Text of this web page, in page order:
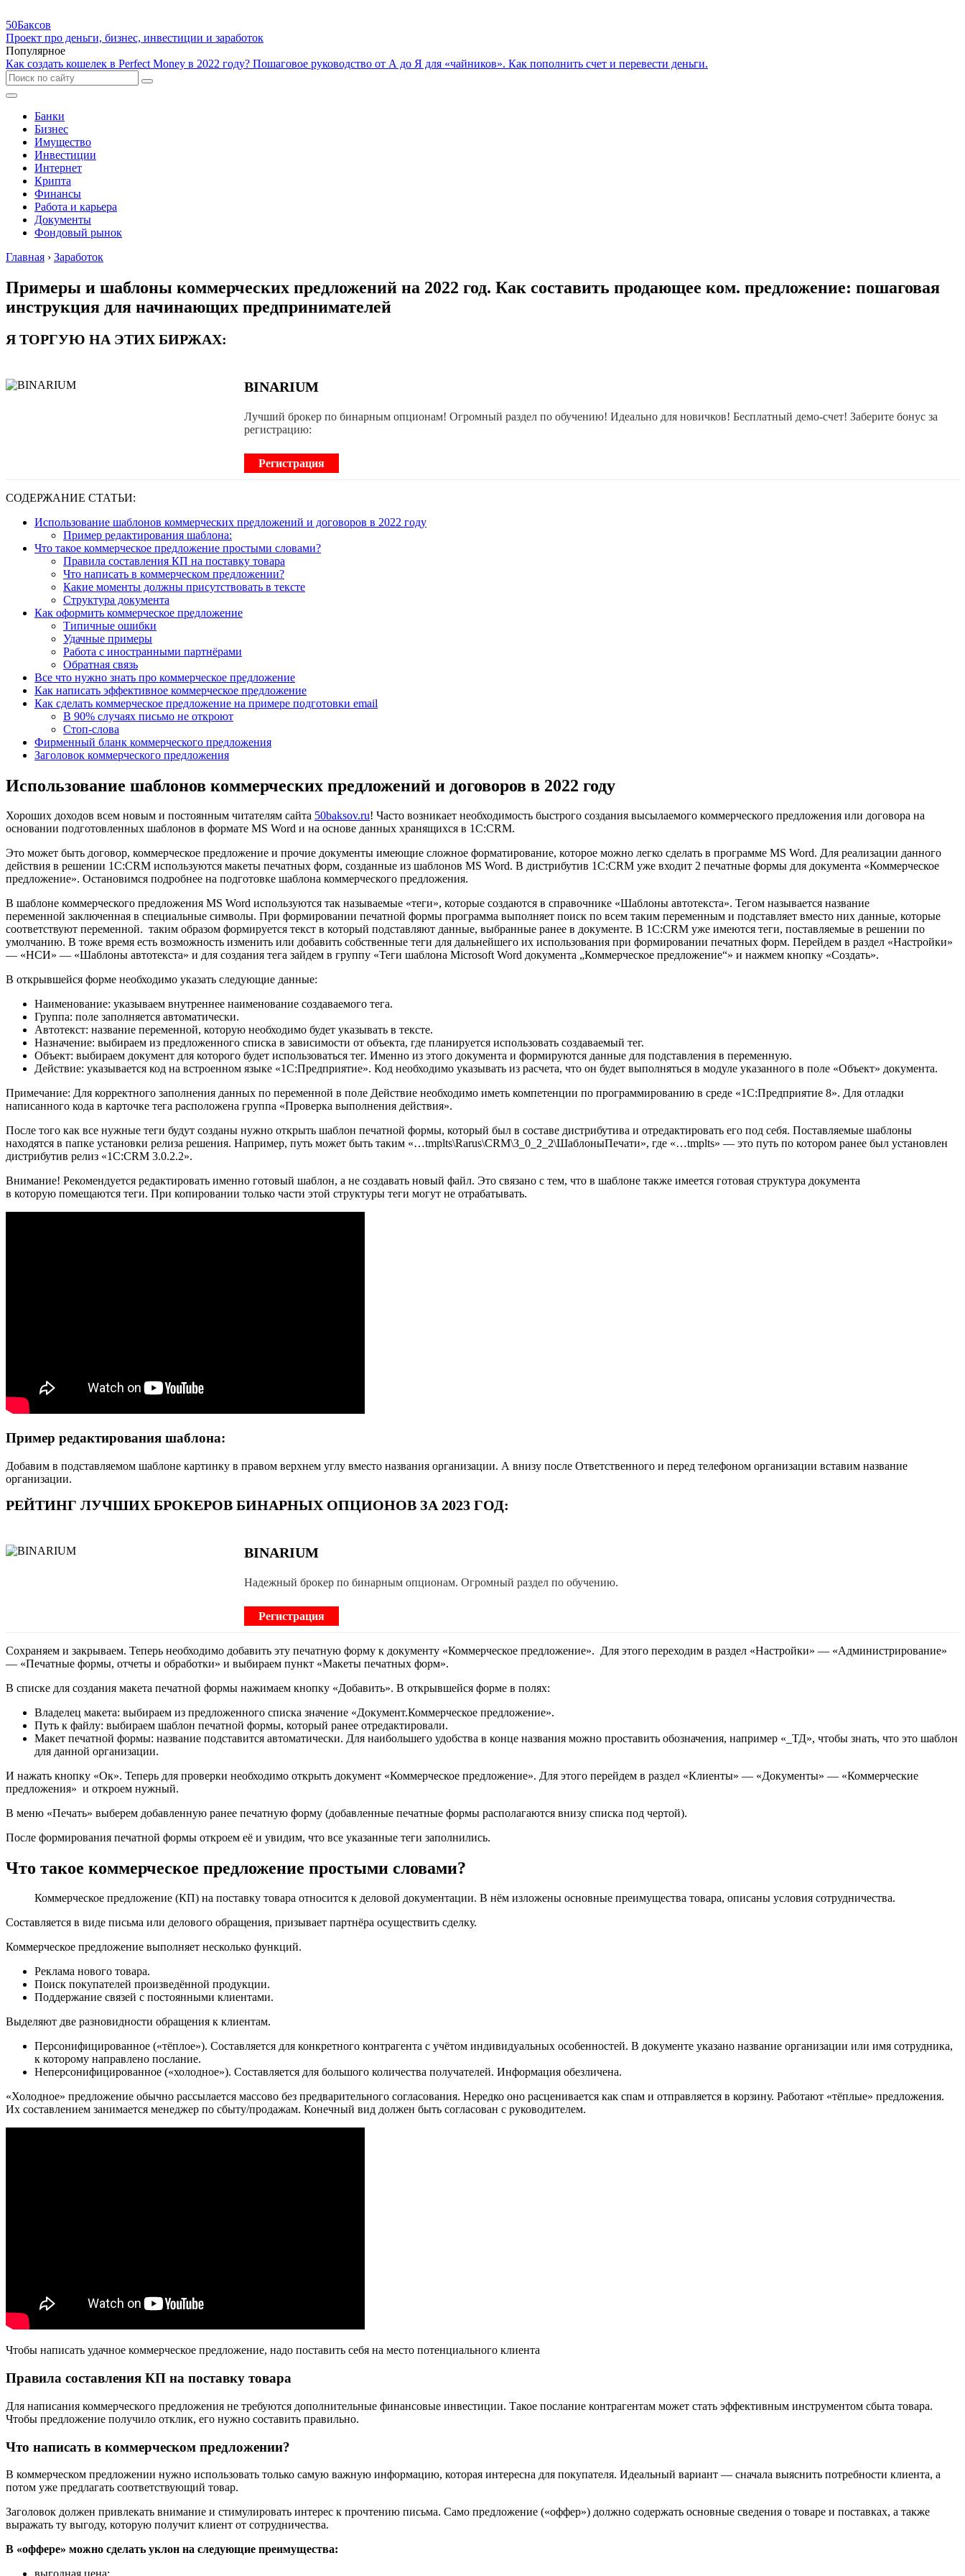
50Баксов
Проект про деньги, бизнес, инвестиции и заработок
Популярное
Как создать кошелек в Perfect Money в 2022 году? Пошаговое руководство от А до Я для «чайников». Как пополнить счет и перевести деньги.
Банки
Бизнес
Имущество
Инвестиции
Интернет
Крипта
Финансы
Работа и карьера
Документы
Фондовый рынок
Главная › Заработок
Примеры и шаблоны коммерческих предложений на 2022 год. Как составить продающее ком. предложение: пошаговая
инструкция для начинающих предпринимателей
Я ТОРГУЮ НА ЭТИХ БИРЖАХ:
BINARIUM
Лучший брокер по бинарным опционам! Огромный раздел по обучению! Идеально для новичков! Бесплатный демо-счет! Заберите бонус за
регистрацию:
Регистрация
СОДЕРЖАНИЕ СТАТЬИ:
Использование шаблонов коммерческих предложений и договоров в 2022 году
Пример редактирования шаблона:
Что такое коммерческое предложение простыми словами?
Правила составления КП на поставку товара
Что написать в коммерческом предложении?
Какие моменты должны присутствовать в тексте
Структура документа
Как оформить коммерческое предложение
Типичные ошибки
Удачные примеры
Работа с иностранными партнёрами
Обратная связь
Все что нужно знать про коммерческое предложение
Как написать эффективное коммерческое предложение
Как сделать коммерческое предложение на примере подготовки email
В 90% случаях письмо не откроют
Стоп-слова
Фирменный бланк коммерческого предложения
Заголовок коммерческого предложения
Использование шаблонов коммерческих предложений и договоров в 2022 году
Хороших доходов всем новым и постоянным читателям сайта 50baksov.ru! Часто возникает необходимость быстрого создания высылаемого коммерческого предложения или договора на
основании подготовленных шаблонов в формате MS Word и на основе данных хранящихся в 1С:CRM.
Это может быть договор, коммерческое предложение и прочие документы имеющие сложное форматирование, которое можно легко сделать в программе MS Word. Для реализации данного
действия в решении 1С:CRM используются макеты печатных форм, созданные из шаблонов MS Word. В дистрибутив 1С:CRM уже входит 2 печатные формы для документа «Коммерческое
предложение». Остановимся подробнее на подготовке шаблона коммерческого предложения.
В шаблоне коммерческого предложения MS Word используются так называемые «теги», которые создаются в справочнике «Шаблоны автотекста». Тегом называется название
переменной заключенная в специальные символы. При формировании печатной формы программа выполняет поиск по всем таким переменным и подставляет вместо них данные, которые
соответствуют переменной. таким образом формируется текст в который подставляют данные, выбранные ранее в документе. В 1С:CRM уже имеются теги, поставляемые в решении по
умолчанию. В тоже время есть возможность изменить или добавить собственные теги для дальнейшего их использования при формировании печатных форм. Перейдем в раздел «Настройки»
— «НСИ» — «Шаблоны автотекста» и для создания тега зайдем в группу «Теги шаблона Microsoft Word документа „Коммерческое предложение“» и нажмем кнопку «Создать».
В открывшейся форме необходимо указать следующие данные:
Наименование: указываем внутреннее наименование создаваемого тега.
Группа: поле заполняется автоматически.
Автотекст: название переменной, которую необходимо будет указывать в тексте.
Назначение: выбираем из предложенного списка в зависимости от объекта, где планируется использовать создаваемый тег.
Объект: выбираем документ для которого будет использоваться тег. Именно из этого документа и формируются данные для подставления в переменную.
Действие: указывается код на встроенном языке «1С:Предприятие». Код необходимо указывать из расчета, что он будет выполняться в модуле указанного в поле «Объект» документа.
Примечание: Для корректного заполнения данных по переменной в поле Действие необходимо иметь компетенции по программированию в среде «1С:Предприятие 8». Для отладки
написанного кода в карточке тега расположена группа «Проверка выполнения действия».
После того как все нужные теги будут созданы нужно открыть шаблон печатной формы, который был в составе дистрибутива и отредактировать его под себя. Поставляемые шаблоны
находятся в папке установки релиза решения. Например, путь может быть таким «…tmplts\Rarus\CRM\3_0_2_2\ШаблоныПечати», где «…tmplts» — это путь по котором ранее был установлен
дистрибутив релиз «1С:CRM 3.0.2.2».
Внимание! Рекомендуется редактировать именно готовый шаблон, а не создавать новый файл. Это связано с тем, что в шаблоне также имеется готовая структура документа
в которую помещаются теги. При копировании только части этой структуры теги могут не отрабатывать.
Пример редактирования шаблона:
Добавим в подставляемом шаблоне картинку в правом верхнем углу вместо названия организации. А внизу после Ответственного и перед телефоном организации вставим название
организации.
РЕЙТИНГ ЛУЧШИХ БРОКЕРОВ БИНАРНЫХ ОПЦИОНОВ ЗА 2023 ГОД:
BINARIUM
Надежный брокер по бинарным опционам. Огромный раздел по обучению.
Регистрация
Сохраняем и закрываем. Теперь необходимо добавить эту печатную форму к документу «Коммерческое предложение». Для этого переходим в раздел «Настройки» — «Администрирование»
— «Печатные формы, отчеты и обработки» и выбираем пункт «Макеты печатных форм».
В списке для создания макета печатной формы нажимаем кнопку «Добавить». В открывшейся форме в полях:
Владелец макета: выбираем из предложенного списка значение «Документ.Коммерческое предложение».
Путь к файлу: выбираем шаблон печатной формы, который ранее отредактировали.
Макет печатной формы: название подставится автоматически. Для наибольшего удобства в конце названия можно проставить обозначения, например «_ТД», чтобы знать, что это шаблон
для данной организации.
И нажать кнопку «Ок». Теперь для проверки необходимо открыть документ «Коммерческое предложение». Для этого перейдем в раздел «Клиенты» — «Документы» — «Коммерческие
предложения» и откроем нужный.
В меню «Печать» выберем добавленную ранее печатную форму (добавленные печатные формы располагаются внизу списка под чертой).
После формирования печатной формы откроем её и увидим, что все указанные теги заполнились.
Что такое коммерческое предложение простыми словами?
Коммерческое предложение (КП) на поставку товара относится к деловой документации. В нём изложены основные преимущества товара, описаны условия сотрудничества.
Составляется в виде письма или делового обращения, призывает партнёра осуществить сделку.
Коммерческое предложение выполняет несколько функций.
Реклама нового товара.
Поиск покупателей произведённой продукции.
Поддержание связей с постоянными клиентами.
Выделяют две разновидности обращения к клиентам.
Персонифицированное («тёплое»). Составляется для конкретного контрагента с учётом индивидуальных особенностей. В документе указано название организации или имя сотрудника,
к которому направлено послание.
Неперсонифицированное («холодное»). Составляется для большого количества получателей. Информация обезличена.
«Холодное» предложение обычно рассылается массово без предварительного согласования. Нередко оно расценивается как спам и отправляется в корзину. Работают «тёплые» предложения.
Их составлением занимается менеджер по сбыту/продажам. Конечный вид должен быть согласован с руководителем.
Чтобы написать удачное коммерческое предложение, надо поставить себя на место потенциального клиента
Правила составления КП на поставку товара
Для написания коммерческого предложения не требуются дополнительные финансовые инвестиции. Такое послание контрагентам может стать эффективным инструментом сбыта товара.
Чтобы предложение получило отклик, его нужно составить правильно.
Что написать в коммерческом предложении?
В коммерческом предложении нужно использовать только самую важную информацию, которая интересна для покупателя. Идеальный вариант — сначала выяснить потребности клиента, а
потом уже предлагать соответствующий товар.
Заголовок должен привлекать внимание и стимулировать интерес к прочтению письма. Само предложение («оффер») должно содержать основные сведения о товаре и поставках, а также
выражать ту выгоду, которую получит клиент от сотрудничества.
В «оффере» можно сделать уклон на следующие преимущества: